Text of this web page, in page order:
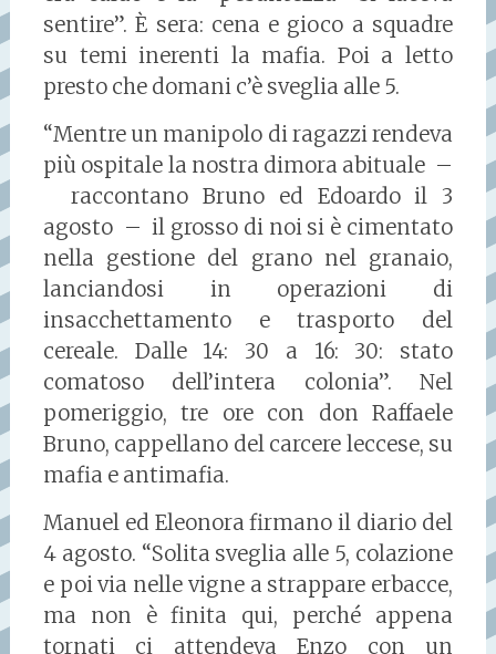
sentire”. È sera: cena e gioco a squadre
su temi inerenti la mafia. Poi a letto
presto che domani c’è sveglia alle 5.
“Mentre un manipolo di ragazzi rendeva
più ospitale la nostra dimora abituale –
raccontano Bruno ed Edoardo il 3
agosto – il grosso di noi si è cimentato
nella gestione del grano nel granaio,
lanciandosi in operazioni di
insacchettamento e trasporto del
cereale. Dalle 14: 30 a 16: 30: stato
comatoso dell’intera colonia”. Nel
pomeriggio, tre ore con don Raffaele
Bruno, cappellano del carcere leccese, su
mafia e antimafia.
Manuel ed Eleonora firmano il diario del
4 agosto. “Solita sveglia alle 5, colazione
e poi via nelle vigne a strappare erbacce,
ma non è finita qui, perché appena
tornati ci attendeva Enzo con un